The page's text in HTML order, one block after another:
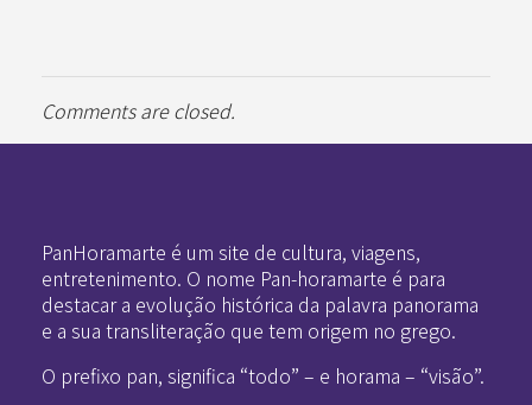
Comments are closed.
PanHoramarte é um site de cultura, viagens,
entretenimento. O nome Pan-horamarte é para
destacar a evolução histórica da palavra panorama
e a sua transliteração que tem origem no grego.
O prefixo pan, significa “todo” – e horama – “visão”.